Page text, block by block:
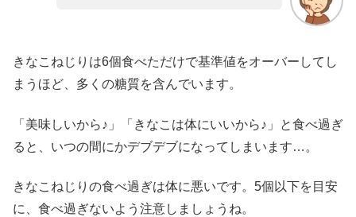
きなこねじりは6個食べただけで基準値をオーバーしてし
まうほど、多くの糖質を含んでいます。
「美味しいから♪」「きなこは体にいいから♪」と食べ過ぎ
ると、いつの間にかデブデブになってしまいます…。
きなこねじりの食べ過ぎは体に悪いです。5個以下を目安
に、食べ過ぎないよう注意しましょうね。